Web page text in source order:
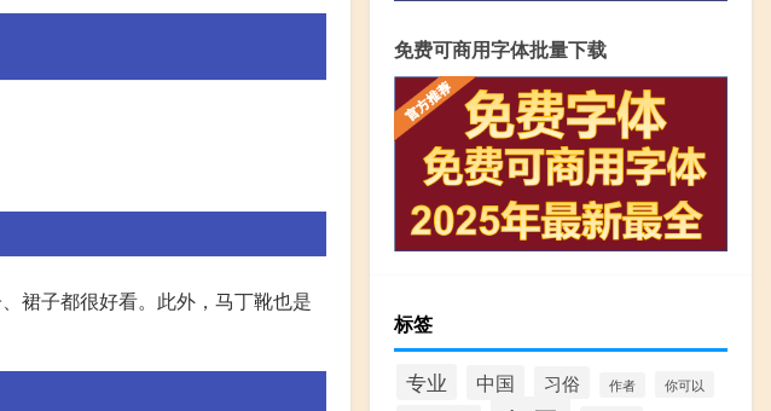
裙子都很好看。此外，马丁靴也是
免费可商用字体批量下载
标签
专业 中国 习俗 作者 你可以